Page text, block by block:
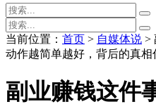
当前位置： 首页 > 自媒体说 >
动作越简单越好，背后的真相
副业赚钱这件